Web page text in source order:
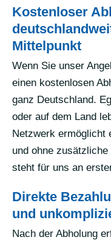
Kostenloser
Mittelpunkt
Wenn Sie unser
einen kostenlosen
ganz Deutschland.
oder auf dem Land
Netzwerk ermöglicht
und ohne
steht für uns an
Direkte
und
Nach der Abholung